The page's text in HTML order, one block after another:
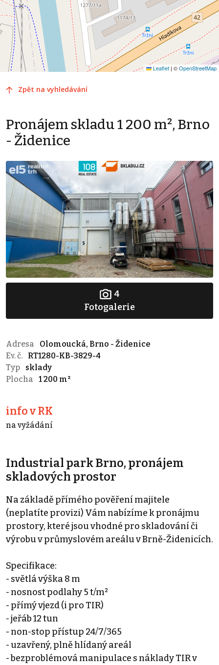
Leaflet | ©OpenStreetMap
Zpět na vyhledávání
Pronájem skladu 1 200 m², Brno
- Židenice
4
Fotogalerie
Adresa
Olomoucká, Brno - Židenice
Ev. č.
RT1280-KB-3829-4
Typ
sklady
Plocha
1 200 m²
info v RK
na vyžádání
Industrial park Brno, pronájem
skladových prostor
Na základě přímého pověření majitele
(neplatíte provizi) Vám nabízíme k pronájmu
prostory, které jsou vhodné pro skladování či
výrobu v průmyslovém areálu v Brně-Židenicích.
Specifikace:
- světlá výška 8 m
- nosnost podlahy 5 t/m²
- přímý vjezd (i pro TIR)
- jeřáb 12 tun
- non-stop přístup 24/7/365
- uzavřený, plně hlídaný areál
- bezproblémová manipulace s náklady TIR v